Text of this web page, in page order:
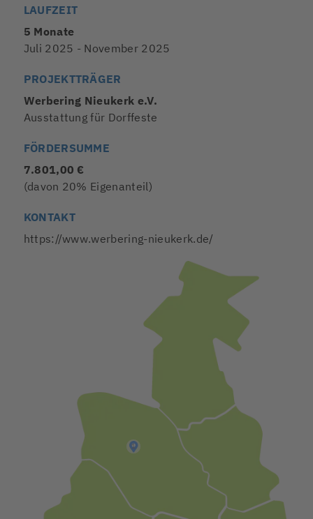
LAUFZEIT
5 Monate
Juli 2025 - November 2025
PROJEKTTRÄGER
Werbering Nieukerk e.V.
Ausstattung für Dorffeste
FÖRDERSUMME
7.801,00 €
(davon 20% Eigenanteil)
KONTAKT
https://www.werbering-nieukerk.de/
1